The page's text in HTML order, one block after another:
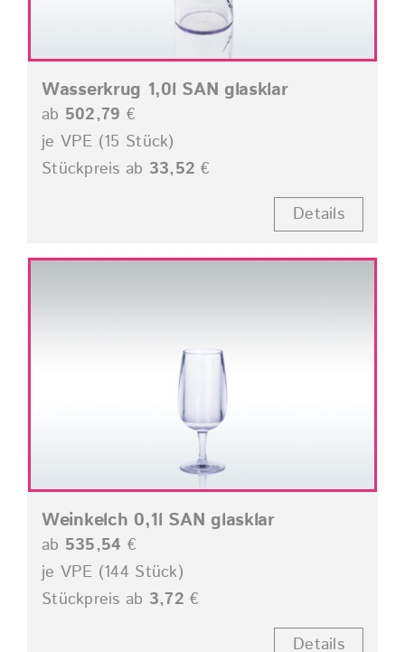
Wasserkrug 1,0l SAN glasklar
ab 502,79 €
je VPE (15 Stück)
Stückpreis ab 33,52 €
Details
Weinkelch 0,1l SAN glasklar
ab 535,54 €
je VPE (144 Stück)
Stückpreis ab 3,72 €
Details